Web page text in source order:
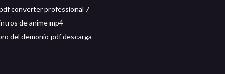
converter professional 7
de anime mp4
del demonio pdf descarga